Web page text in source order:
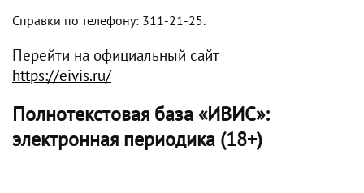
Справки по телефону: 311-21-25.
Перейти на официальный сайт
https://eivis.ru/
Полнотекстовая база «ИВИС»:
электронная периодика (18+)